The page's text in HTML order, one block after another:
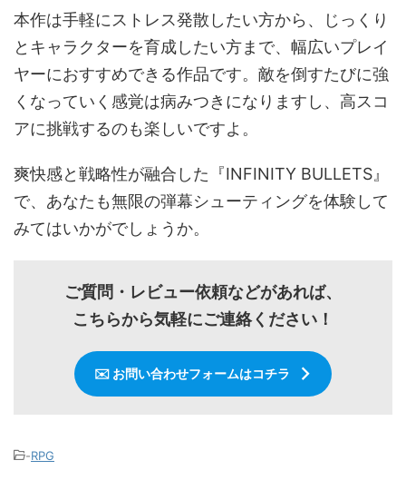
本作は手軽にストレス発散したい方から、じっくり
とキャラクターを育成したい方まで、幅広いプレイ
ヤーにおすすめできる作品です。敵を倒すたびに強
くなっていく感覚は病みつきになりますし、高スコ
アに挑戦するのも楽しいですよ。
爽快感と戦略性が融合した『INFINITY BULLETS』
で、あなたも無限の弾幕シューティングを体験して
みてはいかがでしょうか。
ご質問・レビュー依頼などがあれば、
こちらから気軽にご連絡ください！
✉️ お問い合わせフォームはコチラ
-RPG